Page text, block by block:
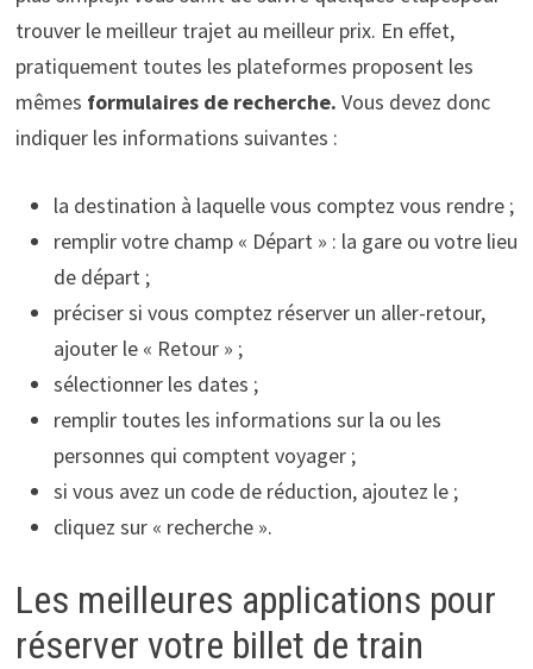
trouver le meilleur trajet au meilleur prix. En effet,
pratiquement toutes les plateformes proposent les
mêmes formulaires de recherche. Vous devez donc
indiquer les informations suivantes :
la destination à laquelle vous comptez vous rendre ;
remplir votre champ « Départ » : la gare ou votre lieu
de départ ;
préciser si vous comptez réserver un aller-retour,
ajouter le « Retour » ;
sélectionner les dates ;
remplir toutes les informations sur la ou les
personnes qui comptent voyager ;
si vous avez un code de réduction, ajoutez le ;
cliquez sur « recherche ».
Les meilleures applications pour
réserver votre billet de train